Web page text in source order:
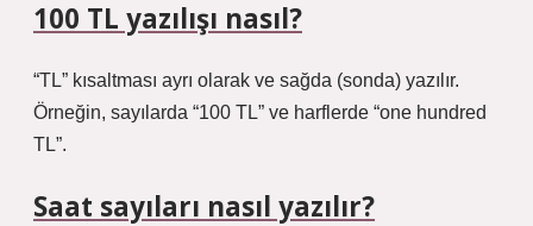
100 TL yazılışı nasıl?
“TL” kısaltması ayrı olarak ve sağda (sonda) yazılır.
Örneğin, sayılarda “100 TL” ve harflerde “one hundred
TL”.
Saat sayıları nasıl yazılır?